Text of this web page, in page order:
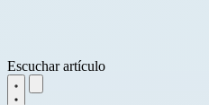
Escuchar artículo